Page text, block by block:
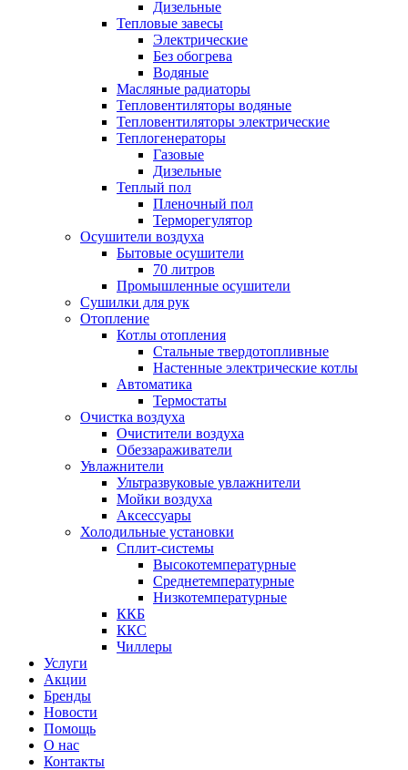
Дизельные
Тепловые завесы
Электрические
Без обогрева
Водяные
Масляные радиаторы
Тепловентиляторы водяные
Тепловентиляторы электрические
Теплогенераторы
Газовые
Дизельные
Теплый пол
Пленочный пол
Терморегулятор
Осушители воздуха
Бытовые осушители
70 литров
Промышленные осушители
Сушилки для рук
Отопление
Котлы отопления
Стальные твердотопливные
Настенные электрические котлы
Автоматика
Термостаты
Очистка воздуха
Очистители воздуха
Обеззараживатели
Увлажнители
Ультразвуковые увлажнители
Мойки воздуха
Аксессуары
Холодильные установки
Сплит-системы
Высокотемпературные
Среднетемпературные
Низкотемпературные
ККБ
ККС
Чиллеры
Услуги
Акции
Бренды
Новости
Помощь
О нас
Контакты